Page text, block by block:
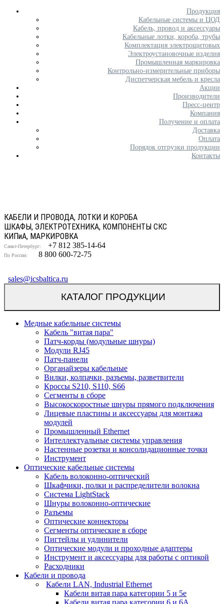
Продукция
Кабельные системы и ЦОД
Кабель, провод и аксессуары
Кабельные лотки, короба, трубы
Комплектация электрощитовых
Электроустановочные изделия
Промышленная маркировка
Контрольно-измерительные приборы
Диспетчерская мебель и кресла
Акции
Производители
Пресс-центр
Компания
Получение и оплата
Доставка
Оплата
Порядок отгрузки продукции
Контакты
КАБЕЛИ И ПРОВОДА, ЛОТКИ И КОРОБА
ШКАФЫ, ЭЛЕКТРОТЕХНИКА, КОМПОНЕНТЫ СКС
КИПиА, МАРКИРОВКА
Санкт-Петербург: +7 812 385-14-64
По России: 8 800 600-72-75
sales@icsbaltica.ru
КАТАЛОГ ПРОДУКЦИИ
Медные кабельные системы
Кабель "витая пара"
Патч-корды (модульные шнуры)
Модули RJ45
Патч-панели
Органайзеры кабельные
Вилки, колпачки, разъемы, разветвители
Кроссы S210, S110, S66
Сегменты в сборе
Высокоскоростные шнуры прямого подключения
Лицевые пластины и аксессуары для монтажа
модулей
Промышленный Ethernet
Интеллектуальные системы управления
Настенные розетки и консолидационные точки
Инструмент
Оптические кабельные системы
Кабель волоконно-оптический
Шкафчики, полки и распределители волокна
Система LightStack
Шнуры волоконно-оптические
Разъемы
Оптические коннекторы
Сегменты оптические в сборе
Пигтейлы и удлинители
Оптические модули и проходные адаптеры
Инструмент и аксессуары для работы с оптикой
Расходники
Кабели и провода
Кабели LAN, Industrial Ethernet
Кабели витая пара категории 5 и 5е
Кабели витая пара категории 6 и 6A